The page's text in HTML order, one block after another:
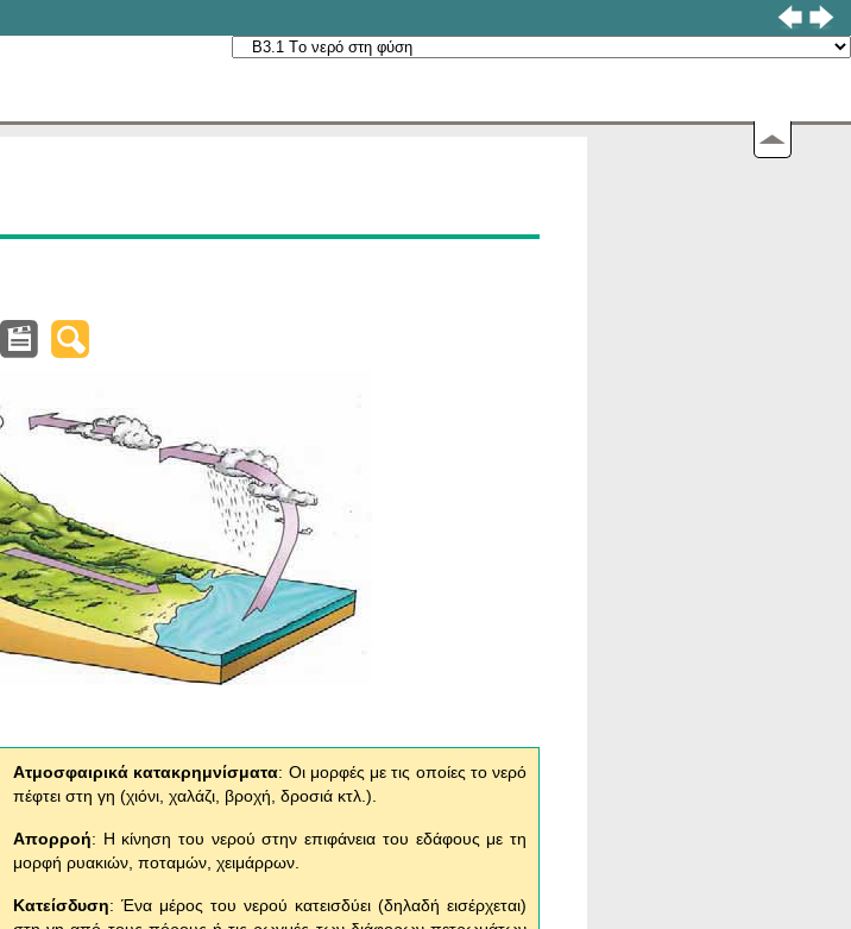
Ατμοσφαιρικά κατακρημνίσματα: Οι μορφές με τις οποίες το νερό
πέφτει στη γη (χιόνι, χαλάζι, βροχή, δροσιά κτλ.).
Απορροή: Η κίνηση του νερού στην επιφάνεια του εδάφους με τη
μορφή ρυακιών, ποταμών, χειμάρρων.
Κατείσδυση: Ένα μέρος του νερού κατεισδύει (δηλαδή εισέρχεται)